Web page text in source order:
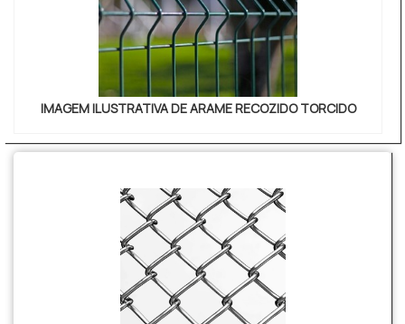
IMAGEM ILUSTRATIVA DE ARAME RECOZIDO TORCIDO